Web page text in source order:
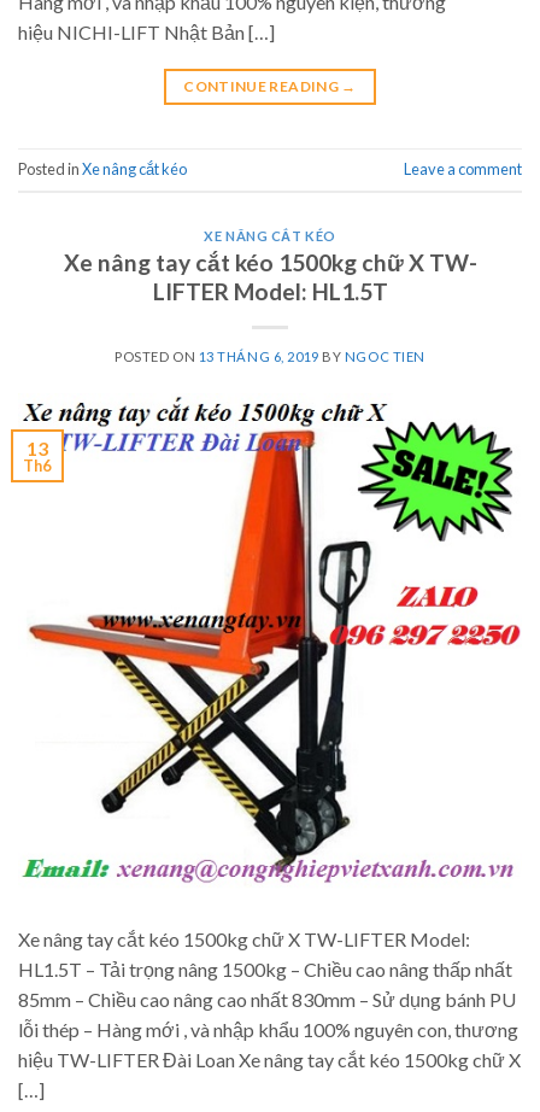
hiệu NICHI-LIFT Nhật Bản […]
CONTINUE READING →
Posted inXe nâng cắt kéo Leave a comment
XE NÂNG CẮT KÉO
Xe nâng tay cắt kéo 1500kg chữ X TW-
LIFTER Model: HL1.5T
POSTED ON 13 THÁNG 6, 2019 BY NGOC TIEN
13
Th6
Xe nâng tay cắt kéo 1500kg chữ X TW-LIFTER Model:
HL1.5T – Tải trọng nâng 1500kg – Chiều cao nâng thấp nhất
85mm – Chiều cao nâng cao nhất 830mm – Sử dụng bánh PU
lỗi thép – Hàng mới , và nhập khẩu 100% nguyên con, thương
hiệu TW-LIFTER Đài Loan Xe nâng tay cắt kéo 1500kg chữ X
[…]